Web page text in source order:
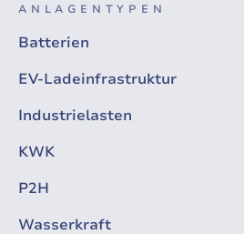
ANLAGENTYPEN
Batterien
EV-Ladeinfrastruktur
Industrielasten
KWK
P2H
Wasserkraft